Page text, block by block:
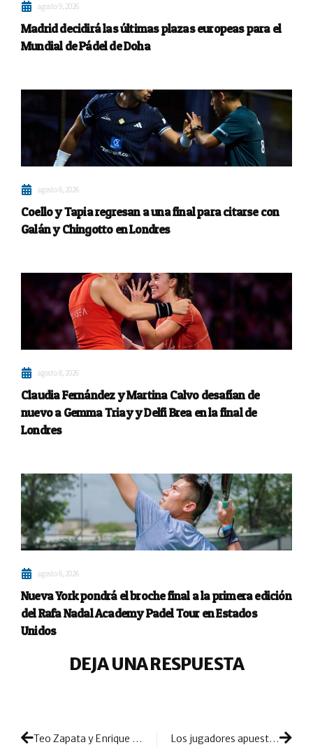
agosto 9, 2026
Madrid decidirá las últimas plazas europeas para el
Mundial de Pádel de Doha
agosto 8, 2026
Coello y Tapia regresan a una final para citarse con
Galán y Chingotto en Londres
agosto 8, 2026
Claudia Fernández y Martina Calvo desafían de
nuevo a Gemma Triay y Delfi Brea en la final de
Londres
agosto 8, 2026
Nueva York pondrá el broche final a la primera edición
del Rafa Nadal Academy Padel Tour en Estados
Unidos
DEJA UNA RESPUESTA
Teo Zapata y Enrique Goenaga, pareja que aspira a consolidarse en el top 30 Los jugadores apuestan por Ultimate Padel Tour: 200 parejas se inscriben en el A Coruña Open